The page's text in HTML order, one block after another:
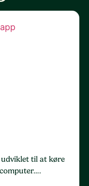
til at køre